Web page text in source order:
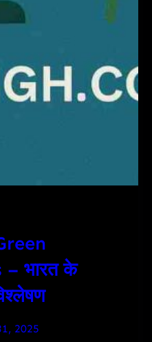
भारत के
2025